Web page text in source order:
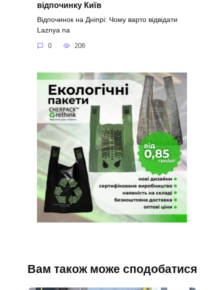
відпочинку Київ
Відпочинок на Дніпрі: Чому варто відвідати
Laznya na
0 208
Вам також може сподобатися